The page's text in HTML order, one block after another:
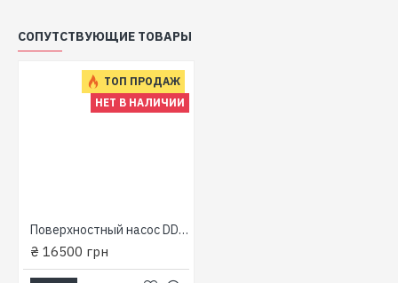
СОПУТСТВУЮЩИЕ ТОВАРЫ
ТОП ПРОДАЖ
НЕТ В НАЛИЧИИ
Поверхностный насос DDPm 505A "Насосы+Оборудование" (1650 Вт - 35 л/мин - напор: 85 м) центробежный с выносным эжектором
₴ 16500 грн